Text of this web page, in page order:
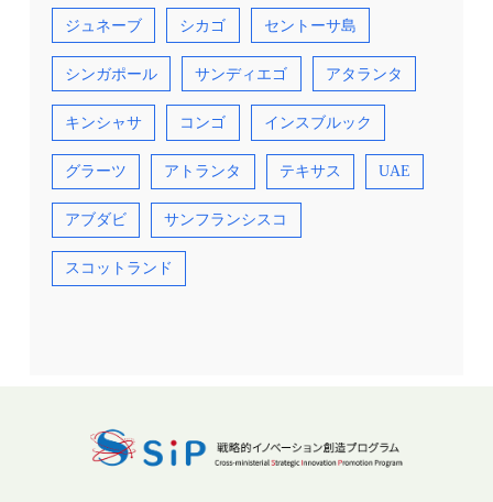
ジュネーブ シカゴ セントーサ島
シンガポール サンディエゴ アタランタ
キンシャサ コンゴ インスブルック
グラーツ アトランタ テキサス UAE
アブダビ サンフランシスコ
スコットランド